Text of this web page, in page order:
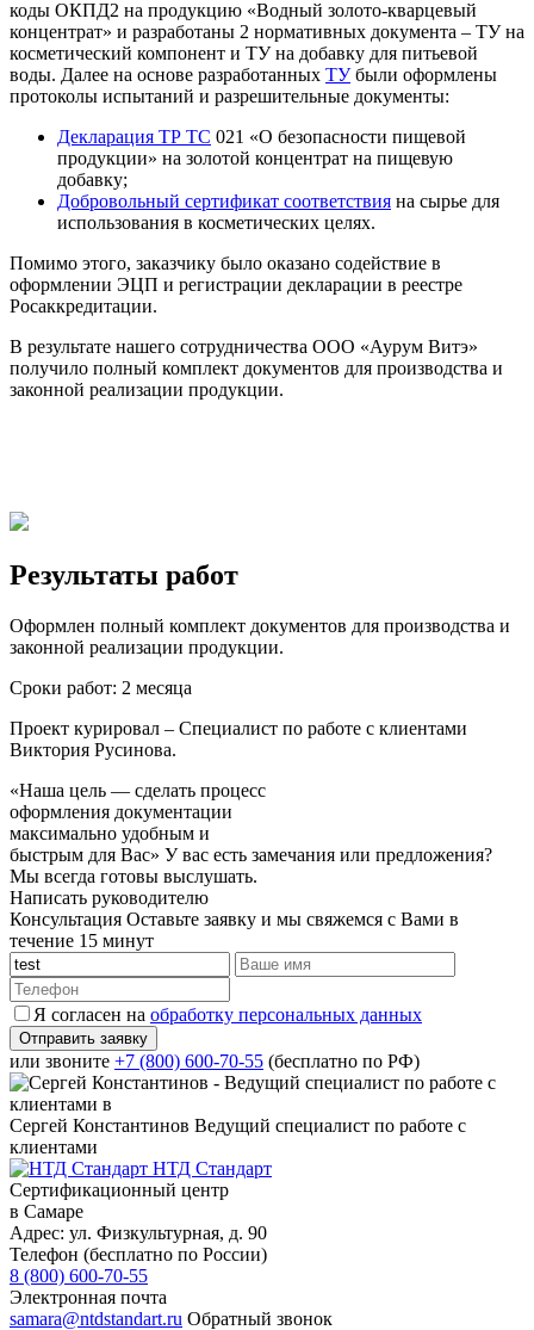
коды ОКПД2 на продукцию «Водный золото-кварцевый
концентрат» и разработаны 2 нормативных документа – ТУ на
косметический компонент и ТУ на добавку для питьевой
воды. Далее на основе разработанных ТУбыли оформлены
протоколы испытаний и разрешительные документы:
Декларация ТР ТС 021 «О безопасности пищевой
продукции» на золотой концентрат на пищевую
добавку;
Добровольный сертификат соответствия на сырье для
использования в косметических целях.
Помимо этого, заказчику было оказано содействие в
оформлении ЭЦП и регистрации декларации в реестре
Росаккредитации.
В результате нашего сотрудничества ООО «Аурум Витэ»
получило полный комплект документов для производства и
законной реализации продукции.
Результаты работ
Оформлен полный комплект документов для производства и
законной реализации продукции.
Сроки работ: 2 месяца
Проект курировал – Специалист по работе с клиентами
Виктория Русинова.
«Наша цель — сделать процесс
оформления документации
максимально удобным и
быстрым для Вас» У вас есть замечания или предложения?
Мы всегда готовы выслушать.
Написать руководителю
Консультация Оставьте заявку и мы свяжемся с Вами в
течение 15 минут
Я согласен на обработку персональных данных
или звоните +7 (800) 600-70-55 (бесплатно по РФ)
Сергей Константинов Ведущий специалист по работе с
клиентами
НТД Стандарт
Сертификационный центр
в Самаре
Адрес: ул. Физкультурная, д. 90
Телефон (бесплатно по России)
8 (800) 600-70-55
Электронная почта
samara@ntdstandart.ru Обратный звонок